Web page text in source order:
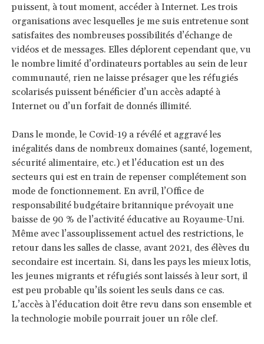
puissent, à tout moment, accéder à Internet. Les trois
organisations avec lesquelles je me suis entretenue sont
satisfaites des nombreuses possibilités d’échange de
vidéos et de messages. Elles déplorent cependant que, vu
le nombre limité d’ordinateurs portables au sein de leur
communauté, rien ne laisse présager que les réfugiés
scolarisés puissent bénéficier d’un accès adapté à
Internet ou d’un forfait de donnés illimité.
Dans le monde, le Covid-19 a révélé et aggravé les
inégalités dans de nombreux domaines (santé, logement,
sécurité alimentaire, etc.) et l’éducation est un des
secteurs qui est en train de repenser complétement son
mode de fonctionnement. En avril, l’Office de
responsabilité budgétaire britannique prévoyait une
baisse de 90 % de l’activité éducative au Royaume-Uni.
Même avec l’assouplissement actuel des restrictions, le
retour dans les salles de classe, avant 2021, des élèves du
secondaire est incertain. Si, dans les pays les mieux lotis,
les jeunes migrants et réfugiés sont laissés à leur sort, il
est peu probable qu’ils soient les seuls dans ce cas.
L’accès à l’éducation doit être revu dans son ensemble et
la technologie mobile pourrait jouer un rôle clef.